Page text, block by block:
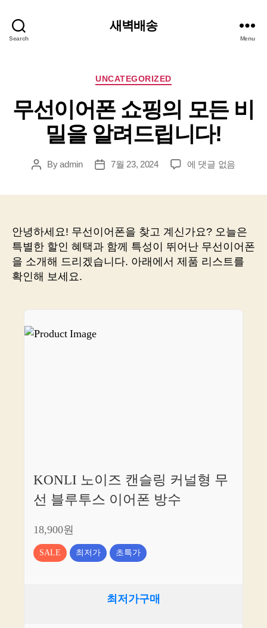
Search
새벽배송
Menu
Categories
UNCATEGORIZED
무선이어폰 쇼핑의 모든 비
밀을 알려드립니다!
PostByadmin
Post7월 23, 2024
무
쇼
핑
의
모
밀
에 댓글 없음
안녕하세요! 무선이어폰을 찾고 계신가요? 오늘은
특별한 할인 혜택과 함께 특성이 뛰어난 무선이어폰
을 소개해 드리겠습니다. 아래에서 제품 리스트를
확인해 보세요.
KONLI 노이즈 캔슬링 커널형 무
선 블루투스 이어폰 방수
18,900원
SALE 최저가 초특가
최저가구매